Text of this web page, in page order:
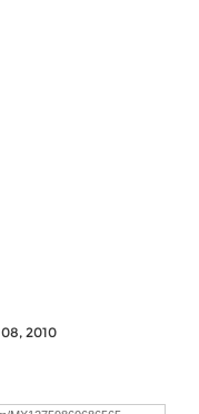
2010